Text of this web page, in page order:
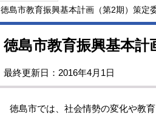
徳島市教育振興基本計画（第2期）策定
徳島市教育振興基本計
最終更新日：2016年4月1日
徳島市では、社会情勢の変化や教